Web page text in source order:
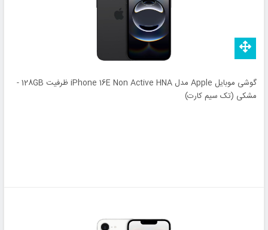
گوشی موبایل Apple مدل iPhone 16E Non Active HNA ظرفیت 128GB -
مشکی (تک سیم کارت)